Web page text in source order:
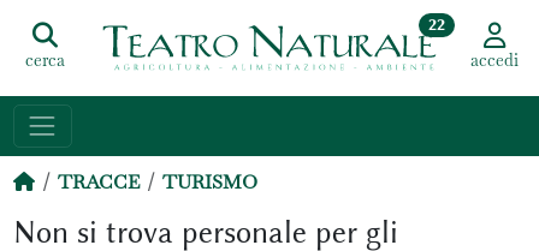
cerca
22
accedi
TRACCE TURISMO
Non si trova personale per gli